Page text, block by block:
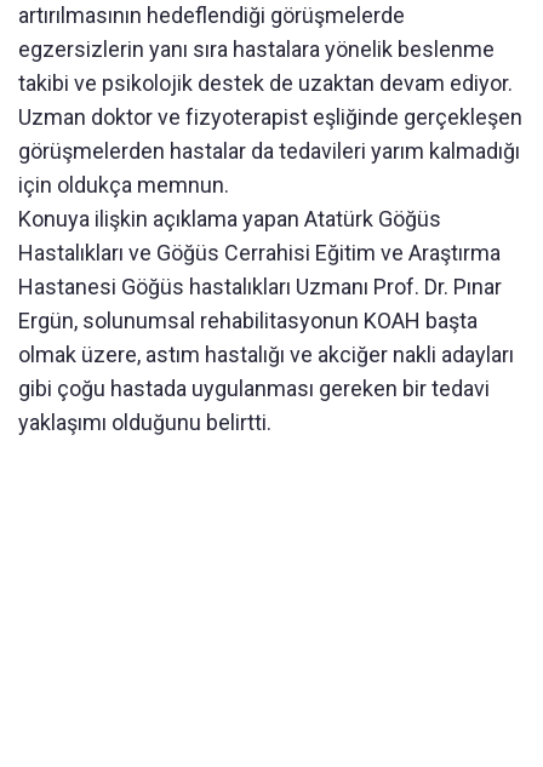
artırılmasının hedeflendiği görüşmelerde
egzersizlerin yanı sıra hastalara yönelik beslenme
takibi ve psikolojik destek de uzaktan devam ediyor.
Uzman doktor ve fizyoterapist eşliğinde gerçekleşen
görüşmelerden hastalar da tedavileri yarım kalmadığı
için oldukça memnun.
Konuya ilişkin açıklama yapan Atatürk Göğüs
Hastalıkları ve Göğüs Cerrahisi Eğitim ve Araştırma
Hastanesi Göğüs hastalıkları Uzmanı Prof. Dr. Pınar
Ergün, solunumsal rehabilitasyonun KOAH başta
olmak üzere, astım hastalığı ve akciğer nakli adayları
gibi çoğu hastada uygulanması gereken bir tedavi
yaklaşımı olduğunu belirtti.